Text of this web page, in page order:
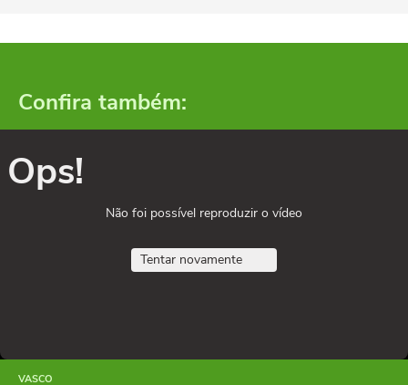
Confira também:
Ops!
Não foi possível reproduzir o vídeo
Tentar novamente
VASCO